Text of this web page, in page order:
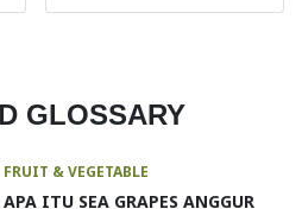
GLOSSARY
FRUIT & VEGETABLE
APA ITU SEA GRAPES ANGGUR